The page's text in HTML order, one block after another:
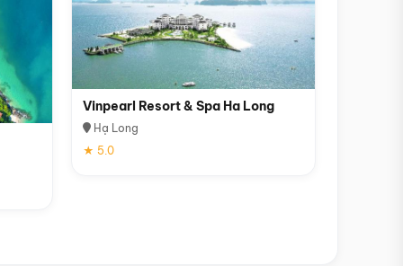
Vinpearl Resort & Spa Ha Long
Hạ Long
★ 5.0